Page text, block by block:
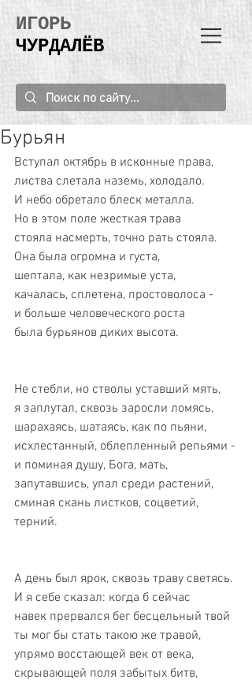
ИГОРЬ
ЧУРДАЛЁВ
Бурьян
Вступал октябрь в исконные права,
листва слетала наземь, холодало.
И небо обретало блеск металла.
Но в этом поле жесткая трава
стояла насмерть, точно рать стояла.
Она была огромна и густа,
шептала, как незримые уста,
качалась, сплетена, простоволоса -
и больше человеческого роста
была бурьянов диких высота.
Не стебли, но стволы уставший мять,
я заплутал, сквозь заросли ломясь,
шарахаясь, шатаясь, как по пьяни,
исхлестанный, облепленный репьями -
и поминая душу, Бога, мать,
запутавшись, упал среди растений,
сминая скань листков, соцветий,
терний.
А день был ярок, сквозь траву светясь.
И я себе сказал: когда б сейчас
навек прервался бег бесцельный твой
ты мог бы стать такою же травой,
упрямо восстающей век от века,
скрывающей поля забытых битв,